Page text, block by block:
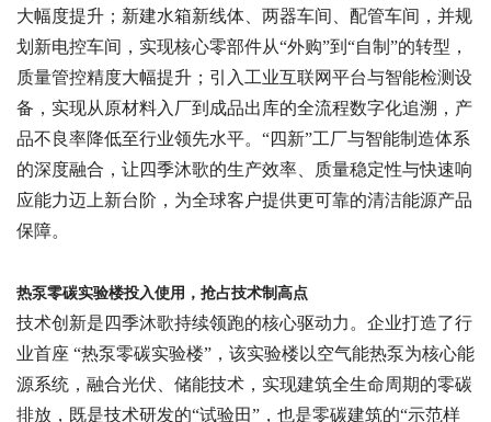
大幅度提升；新建水箱新线体、两器车间、配管车间，并规
划新电控车间，实现核心零部件从“外购”到“自制”的转型，
质量管控精度大幅提升；引入工业互联网平台与智能检测设
备，实现从原材料入厂到成品出库的全流程数字化追溯，产
品不良率降低至行业领先水平。“四新”工厂与智能制造体系
的深度融合，让四季沐歌的生产效率、质量稳定性与快速响
应能力迈上新台阶，为全球客户提供更可靠的清洁能源产品
保障。
热泵零碳实验楼投入使用，抢占技术制高点
技术创新是四季沐歌持续领跑的核心驱动力。企业打造了行
业首座 “热泵零碳实验楼”，该实验楼以空气能热泵为核心能
源系统，融合光伏、储能技术，实现建筑全生命周期的零碳
排放，既是技术研发的“试验田”，也是零碳建筑的“示范样